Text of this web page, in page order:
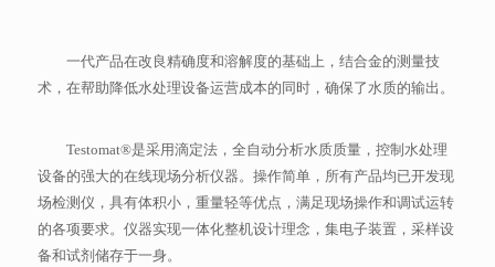
一代产品在改良精确度和溶解度的基础上，结合金的测量技
术，在帮助降低水处理设备运营成本的同时，确保了水质的输出。
Testomat®是采用滴定法，全自动分析水质质量，控制水处理
设备的强大的在线现场分析仪器。操作简单，所有产品均已开发现
场检测仪，具有体积小，重量轻等优点，满足现场操作和调试运转
的各项要求。仪器实现一体化整机设计理念，集电子装置，采样设
备和试剂储存于一身。